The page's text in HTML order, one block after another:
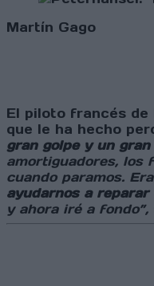
Martín Gago
El piloto francés de
que le ha hecho
gran golpe y un
amortiguadores, los
cuando paramos.
ayudarnos a
y ahora iré a fondo”,